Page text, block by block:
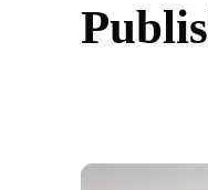
Publis